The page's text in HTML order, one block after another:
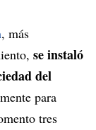
, más
se instaló
del
para
tres